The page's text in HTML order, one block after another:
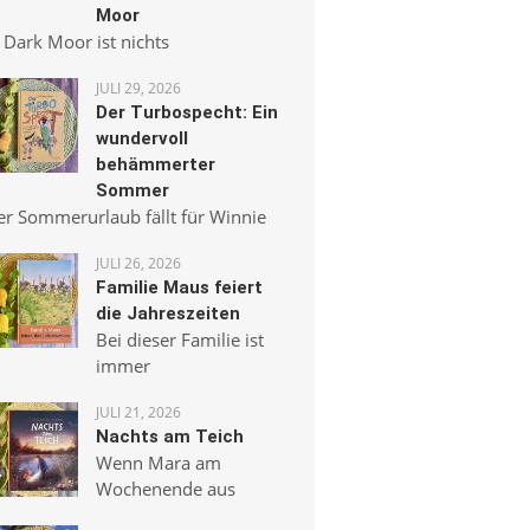
Moor
Dark Moor ist nichts
JULI 29, 2026
Der Turbospecht: Ein
wundervoll
behämmerter
Sommer
Sommerurlaub fällt für Winnie
JULI 26, 2026
Familie Maus feiert
die Jahreszeiten
Bei dieser Familie ist
immer
JULI 21, 2026
Nachts am Teich
Wenn Mara am
Wochenende aus